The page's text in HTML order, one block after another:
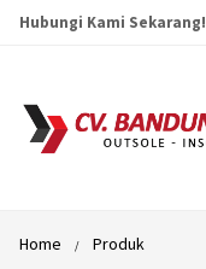
Hubungi Kami Sekarang!
Home Produk